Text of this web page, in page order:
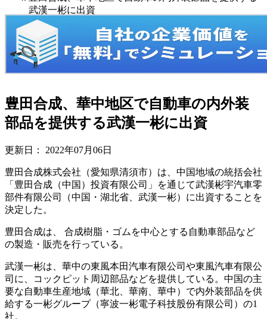
武漢一彬に出資
豊田合成、華中地区で自動車の内外装
部品を提供する武漢一彬に出資
更新日： 2022年07月06日
豊田合成株式会社（愛知県清須市）は、中国地域の統括会社
「豊田合成（中国）投資有限公司」を通じて武漢彬宇汽車零
部件有限公司（中国・湖北省、武漢一彬）に出資することを
決定した。
豊田合成は、 合成樹脂・ゴムを中心とする自動車部品など
の製造・販売を行っている。
武漢一彬は、華中の東風本田汽車有限公司や東風汽車有限公
司に、コックピット周辺部品などを提供している。中国の主
要な自動車生産地域（華北、華南、華中）で内外装部品を供
給する一彬グループ（寧波一彬電子科技股份有限公司）の1
社。